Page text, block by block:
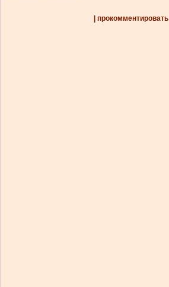
| прокомментировать |